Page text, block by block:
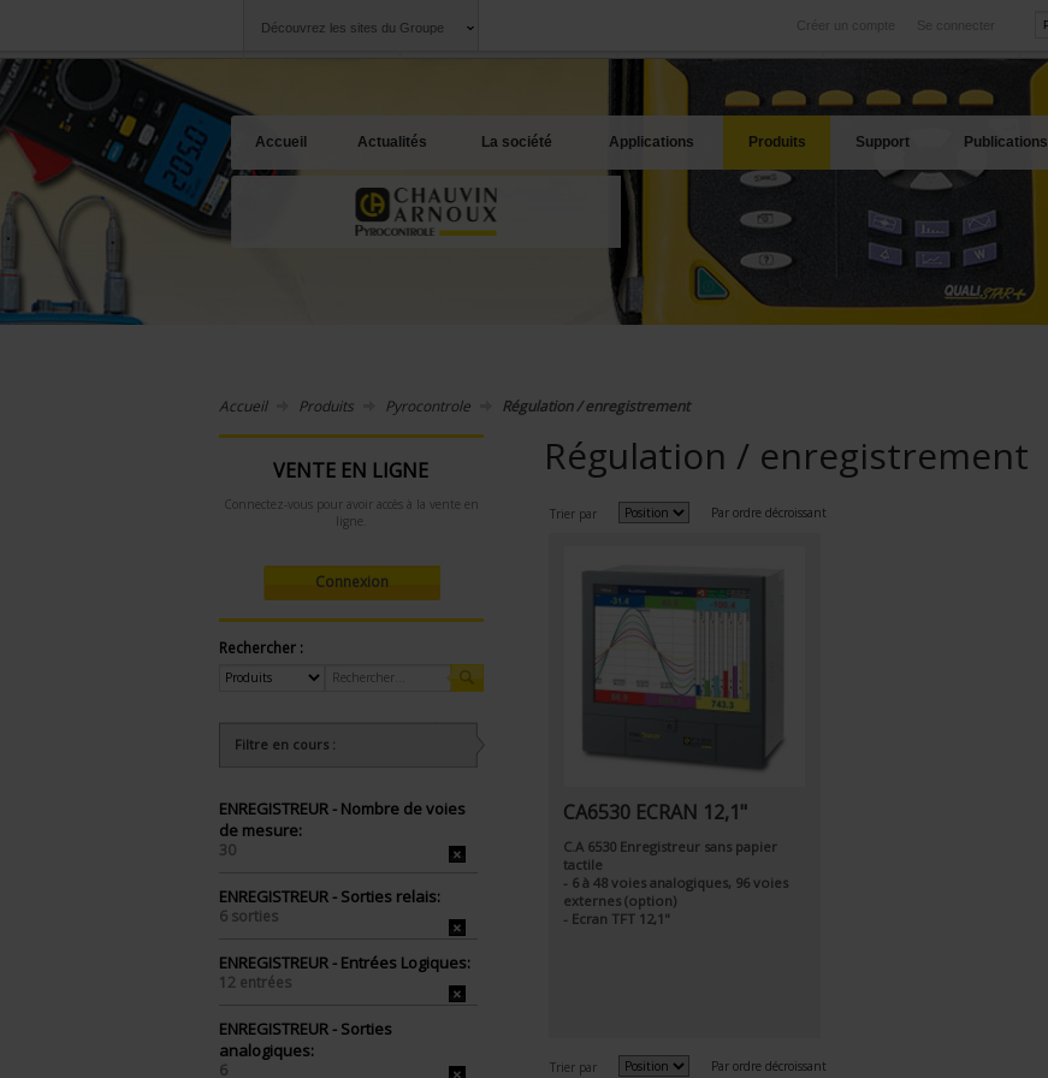
Découvrez les sites du Groupe Se connecter
Créer un compte
International
Nos filiales à l'étranger
Nos meilleures offres
Accueil Actualités La société Applications Produits Support Publications
Accueil Produits Pyrocontrole Régulation / enregistrement
VENTE EN LIGNE
Connectez-vous pour avoir accès à la vente en
ligne.
Connexion
Rechercher :
Filtre en cours :
ENREGISTREUR - Nombre de voies
de mesure:
30
ENREGISTREUR - Sorties relais:
6 sorties
ENREGISTREUR - Entrées Logiques:
12 entrées
ENREGISTREUR - Sorties
analogiques:
6
Régulation / enregistrement
Trier par Par ordre décroissant
CA6530 ECRAN 12,1"
C.A 6530 Enregistreur sans papier
tactile
- 6 à 48 voies analogiques, 96 voies
externes (option)
- Ecran TFT 12,1"
Trier par Par ordre décroissant